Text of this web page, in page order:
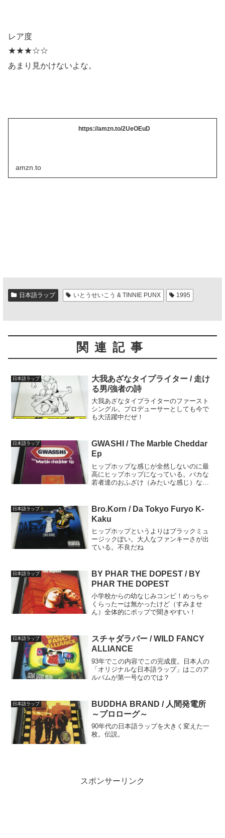
レア度
★★★☆☆
あまり見かけないよな。
https://amzn.to/2UeOEuD
amzn.to
日本語ラップ いとうせいこう & TINNIE PUNX 1995
関連記事
日本語ラップ
大我あざなタイプライター / 走け
る男/強者の詩
大我あざなタイプライターのファースト
シングル。プロデューサーとしても今で
も大活躍中だぜ！
日本語ラップ
GWASHI / The Marble Cheddar
Ep
ヒップホップな感じが全然しないのに最
高にヒップホップになっている。バカな
若者達のおふざけ（みたいな感じ）なん
日本語ラップ
Bro.Korn / Da Tokyo Furyo K-
Kaku
ヒップホップというよりはブラックミュ
ージックぽい。大人なファンキーさが出
ている。不良だね
日本語ラップ
BY PHAR THE DOPEST / BY
PHAR THE DOPEST
小学校からの幼なじみコンビ！めっちゃ
くらったーは無かったけど（すみませ
ん）全体的にポップで聞きやすい！
日本語ラップ
スチャダラパー / WILD FANCY
ALLIANCE
93年でこの内容でこの完成度。日本人の
「オリジナルな日本語ラップ」はこのア
ルバムが第一号なのでは？
日本語ラップ
BUDDHA BRAND / 人間発電所
～プロローグ～
90年代の日本語ラップを大きく変えた一
枚。伝説。
スポンサーリンク